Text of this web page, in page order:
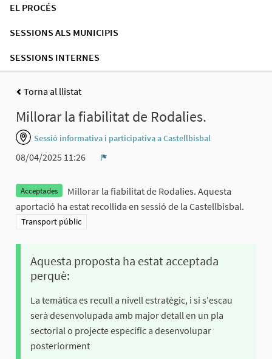
EL PROCÉS
SESSIONS ALS MUNICIPIS
SESSIONS INTERNES
Torna al llistat
Millorar la fiabilitat de Rodalies.
Sessió informativa i participativa a Castellbisbal
08/04/2025 11:26
Acceptades
Millorar la fiabilitat de Rodalies. Aquesta
aportació ha estat recollida en sessió de la Castellbisbal.
Resultats al filtrar per la categoria: Transport públic
Transport públic
Aquesta proposta ha estat acceptada
perquè:
La temàtica es recull a nivell estratègic, i si s'escau
serà desenvolupada amb major detall en un pla
sectorial o projecte específic a desenvolupar
posteriorment